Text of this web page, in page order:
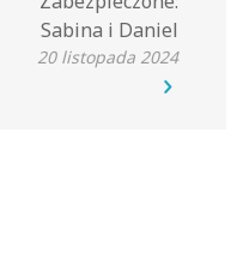
Sabina i Daniel
20 listopada 2024